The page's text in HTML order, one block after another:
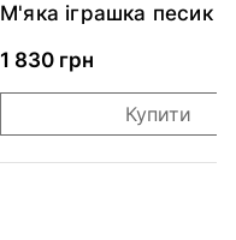
М'яка іграшка песик
1 830 грн
Купити